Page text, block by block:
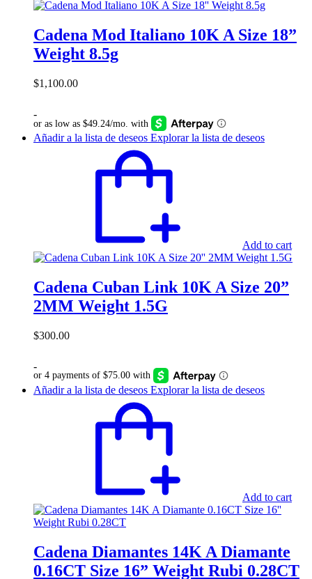
Cadena Mod Italiano 10K A Size 18”
Weight 8.5g
$1,100.00
-
Añadir a la lista de deseos Explorar la lista de deseos
Add to cart
Cadena Cuban Link 10K A Size 20”
2MM Weight 1.5G
$300.00
-
Añadir a la lista de deseos Explorar la lista de deseos
Add to cart
Cadena Diamantes 14K A Diamante
0.16CT Size 16” Weight Rubi 0.28CT